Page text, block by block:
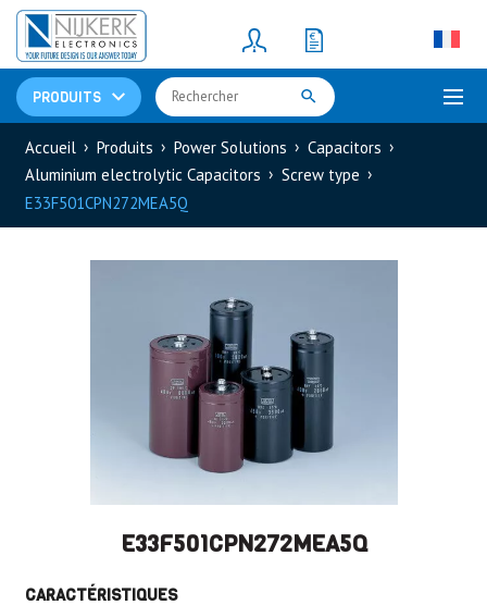
PRODUITS
Resistors(781)
Shunt Resistor
Accueil Produits Power Solutions
Capacitors
Aluminium electrolytic Capacitors
Screw type
E33F501CPN272MEA5Q
E33F501CPN272MEA5Q
CARACTÉRISTIQUES